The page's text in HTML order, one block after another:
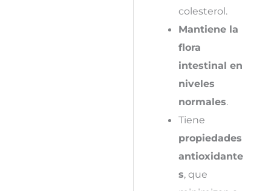
colesterol.
Mantiene la
flora
intestinal en
niveles
normales.
Tiene
propiedades
antioxidante
s, que